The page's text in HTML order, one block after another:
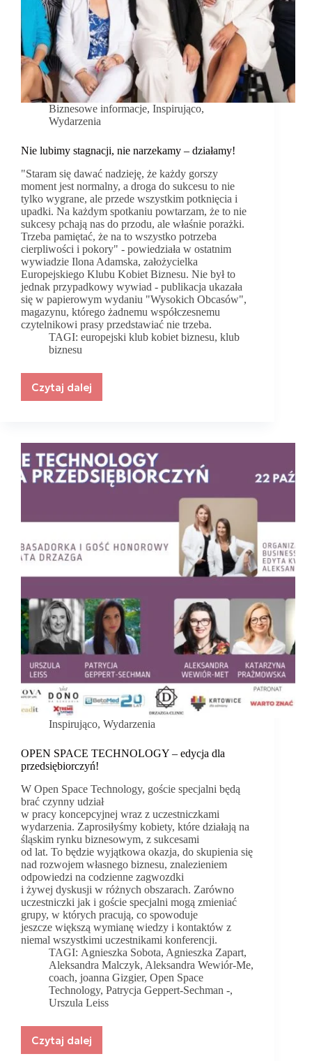
Biznesowe informacje, Inspirująco,
Wydarzenia
Nie lubimy stagnacji, nie narzekamy – działamy!
"Staram się dawać nadzieję, że każdy gorszy
moment jest normalny, a droga do sukcesu to nie
tylko wygrane, ale przede wszystkim potknięcia i
upadki. Na każdym spotkaniu powtarzam, że to nie
sukcesy pchają nas do przodu, ale właśnie porażki.
Trzeba pamiętać, że na to wszystko potrzeba
cierpliwości i pokory" - powiedziała w ostatnim
wywiadzie Ilona Adamska, założycielka
Europejskiego Klubu Kobiet Biznesu. Nie był to
jednak przypadkowy wywiad - publikacja ukazała
się w papierowym wydaniu "Wysokich Obcasów",
magazynu, którego żadnemu współczesnemu
czytelnikowi prasy przedstawiać nie trzeba.
TAGI: europejski klub kobiet biznesu,klub
biznesu
Czytaj dalej
Nie
narzekamy
–
działamy!
Inspirująco, Wydarzenia
OPEN SPACE TECHNOLOGY – edycja dla
przedsiębiorczyń!
W Open Space Technology, goście specjalni będą
brać czynny udział
w pracy koncepcyjnej wraz z uczestniczkami
wydarzenia. Zaprosiłyśmy kobiety, które działają na
śląskim rynku biznesowym, z sukcesami
od lat. To będzie wyjątkowa okazja, do skupienia się
nad rozwojem własnego biznesu, znalezieniem
odpowiedzi na codzienne zagwozdki
i żywej dyskusji w różnych obszarach. Zarówno
uczestniczki jak i goście specjalni mogą zmieniać
grupy, w których pracują, co spowoduje
jeszcze większą wymianę wiedzy i kontaktów z
niemal wszystkimi uczestnikami konferencji.
TAGI: Agnieszka Sobota, Agnieszka Zapart,
Aleksandra Malczyk, Aleksandra Wewiór-Me,
coach, joanna Gizgier, Open Space
Technology, Patrycja Geppert-Sechman -,
Urszula Leiss
Czytaj dalej
OPEN